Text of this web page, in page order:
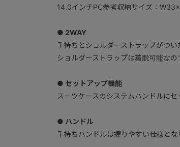
14.0インチPC参考収納サイズ：
● 2WAY
手持ちとショルダーストラップがつい
ショルダーストラップは着脱可能な
● セットアップ機能
スーツケースのシステムハンドルに
● ハンドル
手持ちハンドルは握りやすい仕様とな